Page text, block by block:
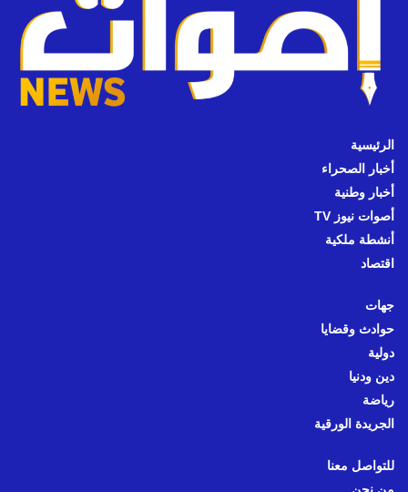
الرئيسية
أخبار الصحراء
أخبار وطنية
أصوات نيوز TV
أنشطة ملكية
اقتصاد
جهات
حوادث وقضايا
دولية
دين ودنيا
رياضة
الجريدة الورقية
للتواصل معنا